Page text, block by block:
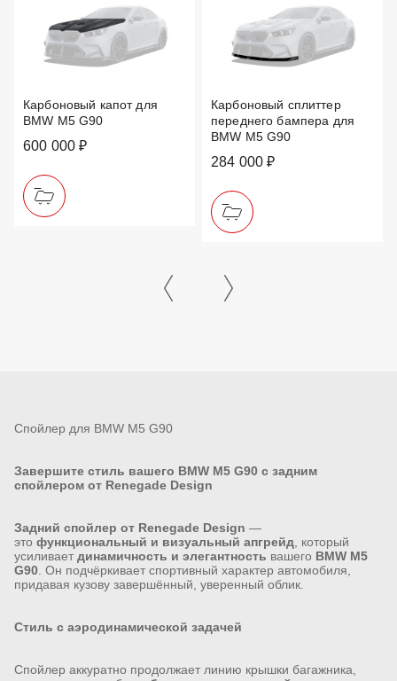
Карбоновый капот для
BMW M5 G90
600 000 ₽
Карбоновый сплиттер
переднего бампера для
BMW M5 G90
284 000 ₽
Спойлер для BMW M5 G90
Завершите стиль вашего BMW M5 G90 с задним
спойлером от Renegade Design
Задний спойлер от Renegade Design —
это функциональный и визуальный апгрейд , который
усиливает динамичность и элегантность вашего BMW M5
G90 . Он подчёркивает спортивный характер автомобиля,
придавая кузову завершённый, уверенный облик.
Стиль с аэродинамической задачей
Спойлер аккуратно продолжает линию крышки багажника,